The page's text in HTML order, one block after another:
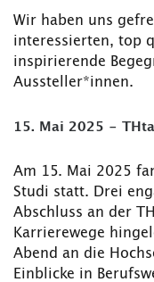
Wir haben uns
interessierten, top
inspirierende
Aussteller*innen.
15. Mai 2025 -
Am 15. Mai 2025
Studi statt. Drei
Abschluss an der
Karrierewege
Abend an die
Einblicke in